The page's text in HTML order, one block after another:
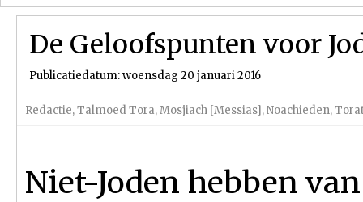
De Geloofspunten voor
Publicatiedatum: woensdag 20 januari 2016
Redactie,Talmoed Tora,Mosjiach [Messias],Noachieden,
Niet-Joden hebben